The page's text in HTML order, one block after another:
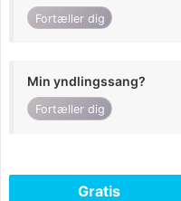
Fortæller dig
Min yndlingssang?
Fortæller dig
Gratis